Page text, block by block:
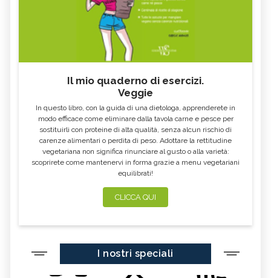
Il mio quaderno di esercizi.
Veggie
In questo libro, con la guida di una dietologa, apprenderete in
modo efficace come eliminare dalla tavola carne e pesce per
sostituirli con proteine di alta qualità, senza alcun rischio di
carenze alimentari o perdita di peso. Adottare la rettitudine
vegetariana non significa rinunciare al gusto o alla varietà:
scoprirete come mantenervi in forma grazie a menu vegetariani
equilibrati!
CLICCA QUI
I nostri speciali